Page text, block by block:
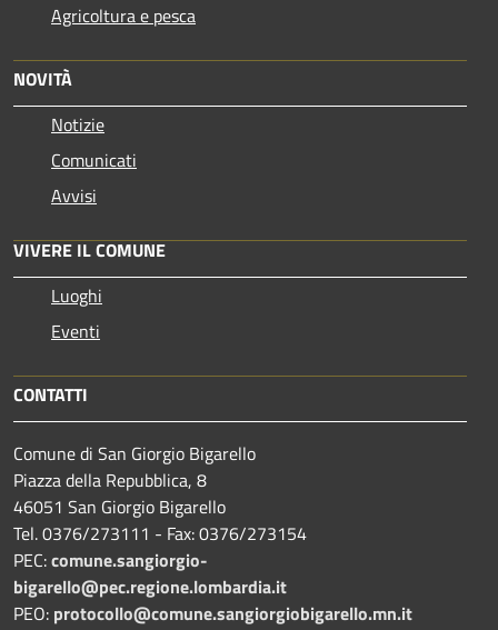
Agricoltura e pesca
NOVITÀ
Notizie
Comunicati
Avvisi
VIVERE IL COMUNE
Luoghi
Eventi
CONTATTI
Comune di San Giorgio Bigarello
Piazza della Repubblica, 8
46051 San Giorgio Bigarello
Tel. 0376/273111 - Fax: 0376/273154
PEC:comune.sangiorgio-
bigarello@pec.regione.lombardia.it
PEO: protocollo@comune.sangiorgiobigarello.mn.it